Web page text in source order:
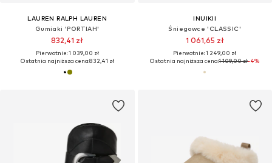
LAUREN RALPH LAUREN
Gumiaki 'PORTIAH'
832,41 zł
Pierwotnie: 1 039,00 zł
Ostatnia najniższa cena:832,41 zł
INUIKII
Śniegowce 'CLASSIC'
1 061,65 zł
Pierwotnie: 1 249,00 zł
Ostatnia najniższa cena:1 109,00 zł-4%